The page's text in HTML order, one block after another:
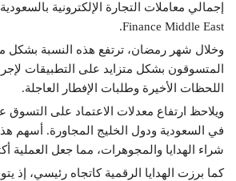
إجمالي معاملات التجارة الإلكترونية
Finance Middle East.
وخلال شهر رمضان، ترتفع هذه النسبة بشكل
المتسوقون بشكل متزايد على التطبيقات
اللحظات الأخيرة وطلبات الإفطار العاجلة.
ويلاحظ ارتفاع معدلات الاعتماد على التسوق
في السعودية ودول الخليج المجاورة. أسهم
شراء الهدايا والمجوهرات، مما جعل العملية
كما برزت الهدايا الرقمية كاتجاه رئيسي، إذ